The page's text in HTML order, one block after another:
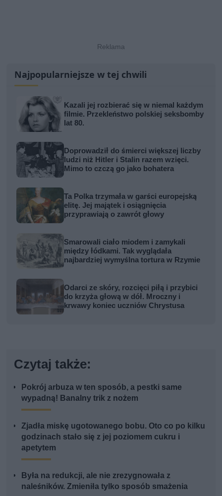
Najpopularniejsze w tej chwili
Kazali jej rozbierać się w niemal każdym
filmie. Przekleństwo polskiej seksbomby
lat 80.
Doprowadził do śmierci większej liczby
ludzi niż Hitler i Stalin razem wzięci.
Mimo to czczą go jako bohatera
Ta Polka trzymała w garści europejską
elitę. Jej majątek i osiągnięcia
przyprawiają o zawrót głowy
Smarowali ciało miodem i zamykali
między łódkami. Tak wyglądała
najbardziej wymyślna tortura w Rzymie
Odarci ze skóry, rozcięci piłą i przybici
do krzyża głową w dół. Mroczny i
krwawy koniec uczniów Chrystusa
Czytaj także:
Pokrój arbuza w ten sposób, a pestki same
wypadną! Banalny trik z nożem
Zjadła miskę ugotowanego bobu. Oto co po kilku
godzinach stało się z jej poziomem cukru i
apetytem
Była na redukcji, ale nie zrezygnowała z
naleśników. Zmieniła tylko sposób smażenia